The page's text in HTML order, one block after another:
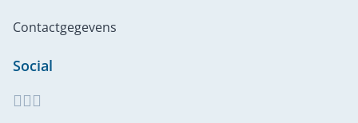
Contactgegevens
Social